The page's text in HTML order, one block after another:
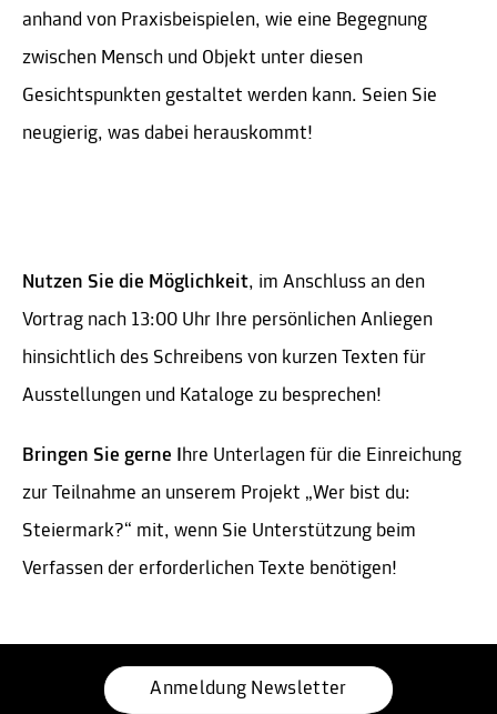
anhand von Praxisbeispielen, wie eine Begegnung
zwischen Mensch und Objekt unter diesen
Gesichtspunkten gestaltet werden kann. Seien Sie
neugierig, was dabei herauskommt!
Nutzen Sie die Möglichkeit, im Anschluss an den
Vortrag nach 13:00 Uhr Ihre persönlichen Anliegen
hinsichtlich des Schreibens von kurzen Texten für
Ausstellungen und Kataloge zu besprechen!
Bringen Sie gerne Ihre Unterlagen für die Einreichung
zur Teilnahme an unserem Projekt „Wer bist du:
Steiermark?“ mit, wenn Sie Unterstützung beim
Verfassen der erforderlichen Texte benötigen!
Anmeldung Newsletter